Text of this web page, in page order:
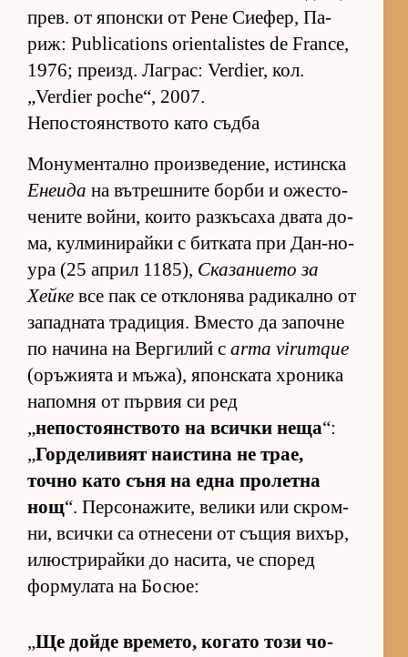
прев. от япон­ски от Рене Си­е­фер, Па­
риж: Publications orientalistes de France,
1976; пре­изд. Лаг­рас: Verdier, кол.
„Verdier poche“, 2007.
Непостоянството като съдба
Мо­ну­мен­тално про­из­ве­де­ние, ис­тин­ска
Енеида на вът­реш­ните борби и ожес­то­
че­ните вой­ни, ко­ито раз­къ­саха двата до­
ма, кул­ми­ни­райки с бит­ката при Дан-но-
ура (25 ап­рил 1185), Ска­за­ни­ето за
Хейке все пак се от­к­ло­нява ра­ди­кално от
за­пад­ната тра­ди­ция. Вместо да за­почне
по на­чина на Вер­ги­лий с arma virumque
(о­ръ­жи­ята и мъ­жа), япон­с­ката хро­ника
на­помня от пър­вия си ред
„не­пос­то­ян­с­т­вото на всички неща“:
„Гор­де­ли­вият на­ис­тина не трае,
точно като съня на една про­летна
нощ“. Пер­со­на­жи­те, ве­лики или скром­
ни, всички са от­не­сени от съ­щия ви­хър,
илюс­т­ри­райки до на­си­та, че спо­ред
фор­му­лата на Бо­сюе:
„Ще дойде вре­ме­то, ко­гато този чо­